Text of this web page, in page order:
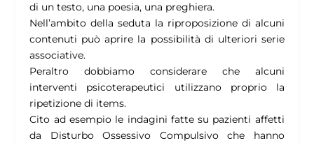
di un testo, una poesia, una preghiera.
Nell’ambito della seduta la riproposizione di alcuni
contenuti può aprire la possibilità di ulteriori serie
associative.
Peraltro dobbiamo considerare che alcuni
interventi psicoterapeutici utilizzano proprio la
ripetizione di items.
Cito ad esempio le indagini fatte su pazienti affetti
da Disturbo Ossessivo Compulsivo che hanno